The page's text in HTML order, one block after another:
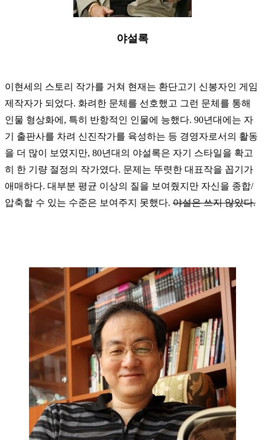
야설록
이현세의 스토리 작가를 거쳐 현재는 환단고기 신봉자인 게임
제작자가 되었다. 화려한 문체를 선호했고 그런 문체를 통해
인물 형상화에, 특히 반항적인 인물에 능했다. 90년대에는 자
기 출판사를 차려 신진작가를 육성하는 등 경영자로서의 활동
을 더 많이 보였지만, 80년대의 야설록은 자기 스타일을 확고
히 한 기량 절정의 작가였다. 문제는 뚜렷한 대표작을 꼽기가
애매하다. 대부분 평균 이상의 질을 보여줬지만 자신을 종합/
압축할 수 있는 수준은 보여주지 못했다. 야설은 쓰지 않았다.